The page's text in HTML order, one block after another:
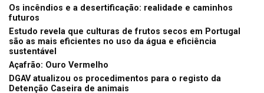
Os incêndios e a desertificação: realidade e caminhos
futuros
Estudo revela que culturas de frutos secos em Portugal
são as mais eficientes no uso da água e eficiência
sustentável
Açafrão: Ouro Vermelho
DGAV atualizou os procedimentos para o registo da
Detenção Caseira de animais